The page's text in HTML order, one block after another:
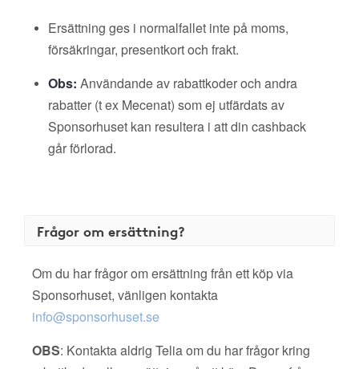
Ersättning ges i normalfallet inte på moms,
försäkringar, presentkort och frakt.
Obs: Användande av rabattkoder och andra
rabatter (t ex Mecenat) som ej utfärdats av
Sponsorhuset kan resultera i att din cashback
går förlorad.
Frågor om ersättning?
Om du har frågor om ersättning från ett köp via
Sponsorhuset, vänligen kontakta
info@sponsorhuset.se
OBS: Kontakta aldrig Telia om du har frågor kring